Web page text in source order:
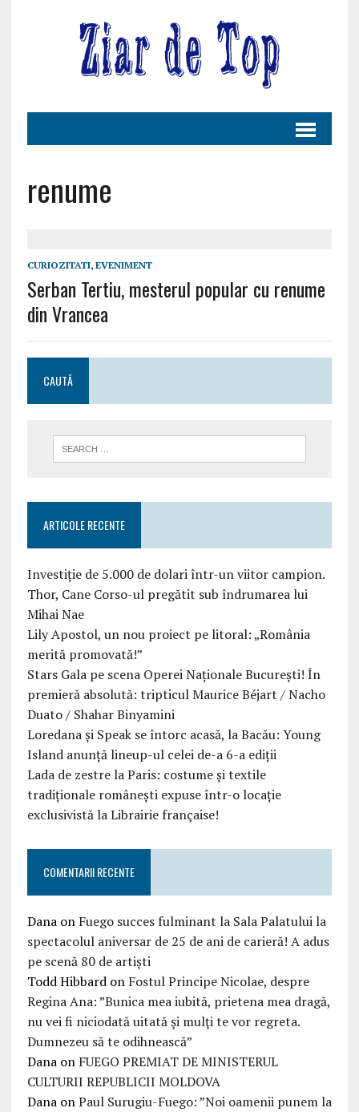
renume
CURIOZITATI, EVENIMENT
Serban Tertiu, mesterul popular cu renume
din Vrancea
CAUTĂ
ARTICOLE RECENTE
Investiție de 5.000 de dolari într-un viitor campion.
Thor, Cane Corso-ul pregătit sub îndrumarea lui
Mihai Nae
Lily Apostol, un nou proiect pe litoral: „România
merită promovată!”
Stars Gala pe scena Operei Naționale București! În
premieră absolută: tripticul Maurice Béjart / Nacho
Duato / Shahar Binyamini
Loredana și Speak se întorc acasă, la Bacău: Young
Island anunță lineup-ul celei de-a 6-a ediții
Lada de zestre la Paris: costume și textile
tradiționale românești expuse într-o locație
exclusivistă la Librairie française!
COMENTARII RECENTE
Danaon Fuego succes fulminant la Sala Palatului la
spectacolul aniversar de 25 de ani de carieră! A adus
pe scenă 80 de artiști
Todd Hibbardon Fostul Principe Nicolae, despre
Regina Ana: ”Bunica mea iubită, prietena mea dragă,
nu vei fi niciodată uitată şi mulţi te vor regreta.
Dumnezeu să te odihnească”
Danaon FUEGO PREMIAT DE MINISTERUL
CULTURII REPUBLICII MOLDOVA
DanaonPaul Surugiu-Fuego: ”Noi oamenii punem la